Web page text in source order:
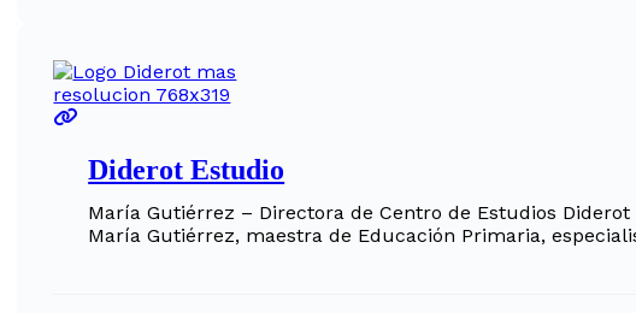
Diderot Estudio
María Gutiérrez – Directora de Centro de Estudios
María Gutiérrez, maestra de Educación Primaria,